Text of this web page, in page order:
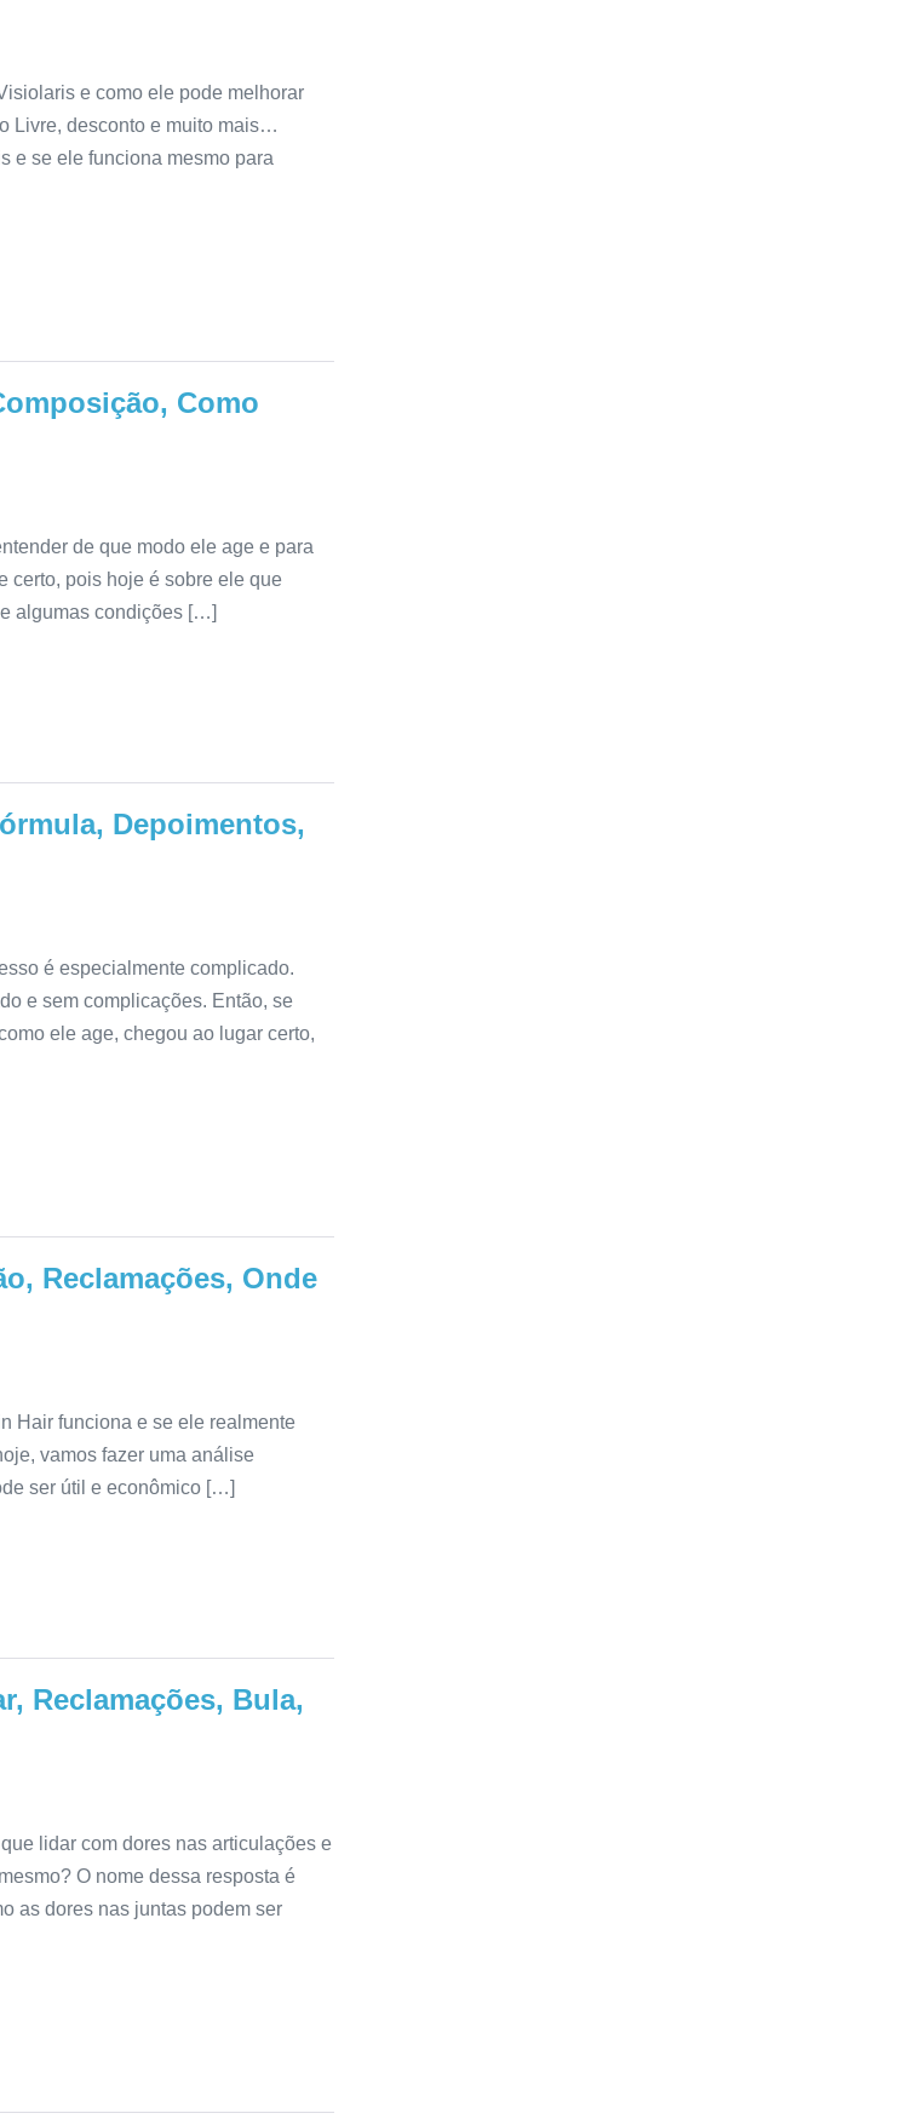
e como ele pode melhorar
Livre, desconto e muito mais…
e se ele funciona mesmo para
Como
de que modo ele age e para
certo, pois hoje é sobre ele que
algumas condições […]
Depoimentos,
é especialmente complicado.
e sem complicações. Então, se
ele age, chegou ao lugar certo,
Reclamações, Onde
Hair funciona e se ele realmente
vamos fazer uma análise
ser útil e econômico […]
Reclamações, Bula,
lidar com dores nas articulações e
O nome dessa resposta é
as dores nas juntas podem ser